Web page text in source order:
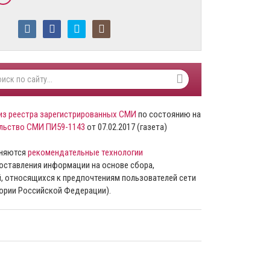
реестра зарегистрированных СМИ по состоянию на
СМИ ПИ59-1143 от 07.02.2017 (газета)
рекомендательные технологии
информации на основе сбора,
относящихся к предпочтениям пользователей сети
Российской Федерации).